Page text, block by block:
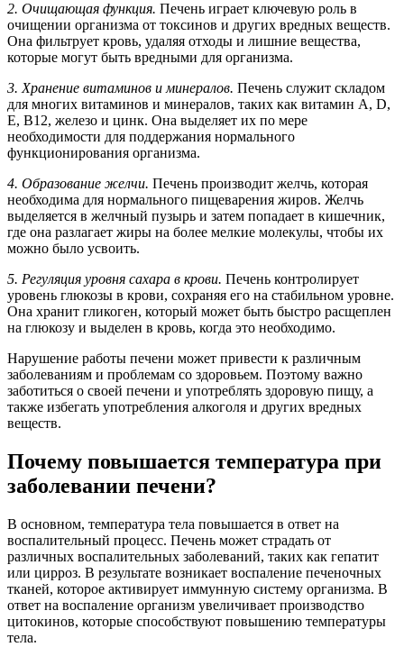
2. Очищающая функция. Печень играет ключевую роль в
очищении организма от токсинов и других вредных веществ.
Она фильтрует кровь, удаляя отходы и лишние вещества,
которые могут быть вредными для организма.
3. Хранение витаминов и минералов. Печень служит складом
для многих витаминов и минералов, таких как витамин А, D,
Е, В12, железо и цинк. Она выделяет их по мере
необходимости для поддержания нормального
функционирования организма.
4. Образование желчи. Печень производит желчь, которая
необходима для нормального пищеварения жиров. Желчь
выделяется в желчный пузырь и затем попадает в кишечник,
где она разлагает жиры на более мелкие молекулы, чтобы их
можно было усвоить.
5. Регуляция уровня сахара в крови. Печень контролирует
уровень глюкозы в крови, сохраняя его на стабильном уровне.
Она хранит гликоген, который может быть быстро расщеплен
на глюкозу и выделен в кровь, когда это необходимо.
Нарушение работы печени может привести к различным
заболеваниям и проблемам со здоровьем. Поэтому важно
заботиться о своей печени и употреблять здоровую пищу, а
также избегать употребления алкоголя и других вредных
веществ.
Почему повышается температура при
заболевании печени?
В основном, температура тела повышается в ответ на
воспалительный процесс. Печень может страдать от
различных воспалительных заболеваний, таких как гепатит
или цирроз. В результате возникает воспаление печеночных
тканей, которое активирует иммунную систему организма. В
ответ на воспаление организм увеличивает производство
цитокинов, которые способствуют повышению температуры
тела.